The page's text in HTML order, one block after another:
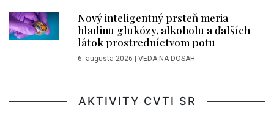
Nový inteligentný prsteň meria
hladinu glukózy, alkoholu a ďalších
látok prostredníctvom potu
6. augusta 2026 | VEDA NA DOSAH
AKTIVITY CVTI SR